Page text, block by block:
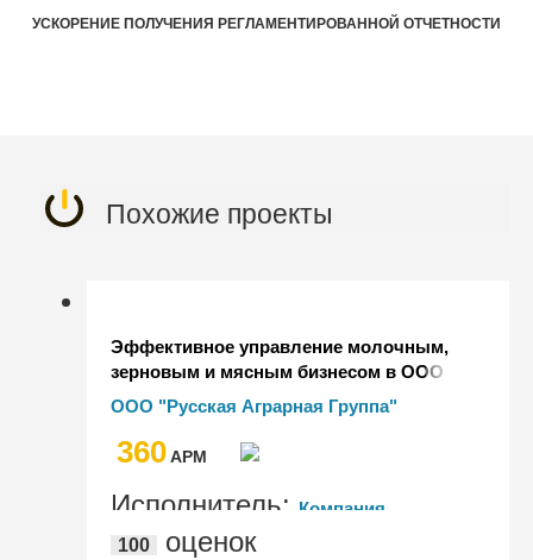
УСКОРЕНИЕ ПОЛУЧЕНИЯ РЕГЛАМЕНТИРОВАННОЙ ОТЧЕТНОСТИ
Похожие проекты
Эффективное управление молочным,
зерновым и мясным бизнесом в ООО
"Русская Аграрная Группа" на базе
"1С:Управление холдингом"
ООО "Русская Аграрная Группа"
360AРМ
Исполнитель: Компания
"bobday"
100 оценок